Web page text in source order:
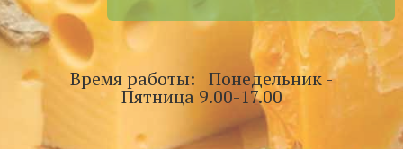
Время работы: Понедельник -
Пятница 9.00-17.00